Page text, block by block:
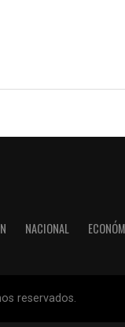
NACIONAL
reservados.